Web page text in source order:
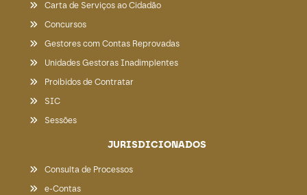
Carta de Serviços ao Cidadão
Concursos
Gestores com Contas Reprovadas
Unidades Gestoras Inadimplentes
Proibidos de Contratar
SIC
Sessões
JURISDICIONADOS
Consulta de Processos
e-Contas